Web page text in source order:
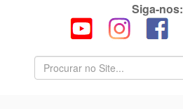
Siga-nos: